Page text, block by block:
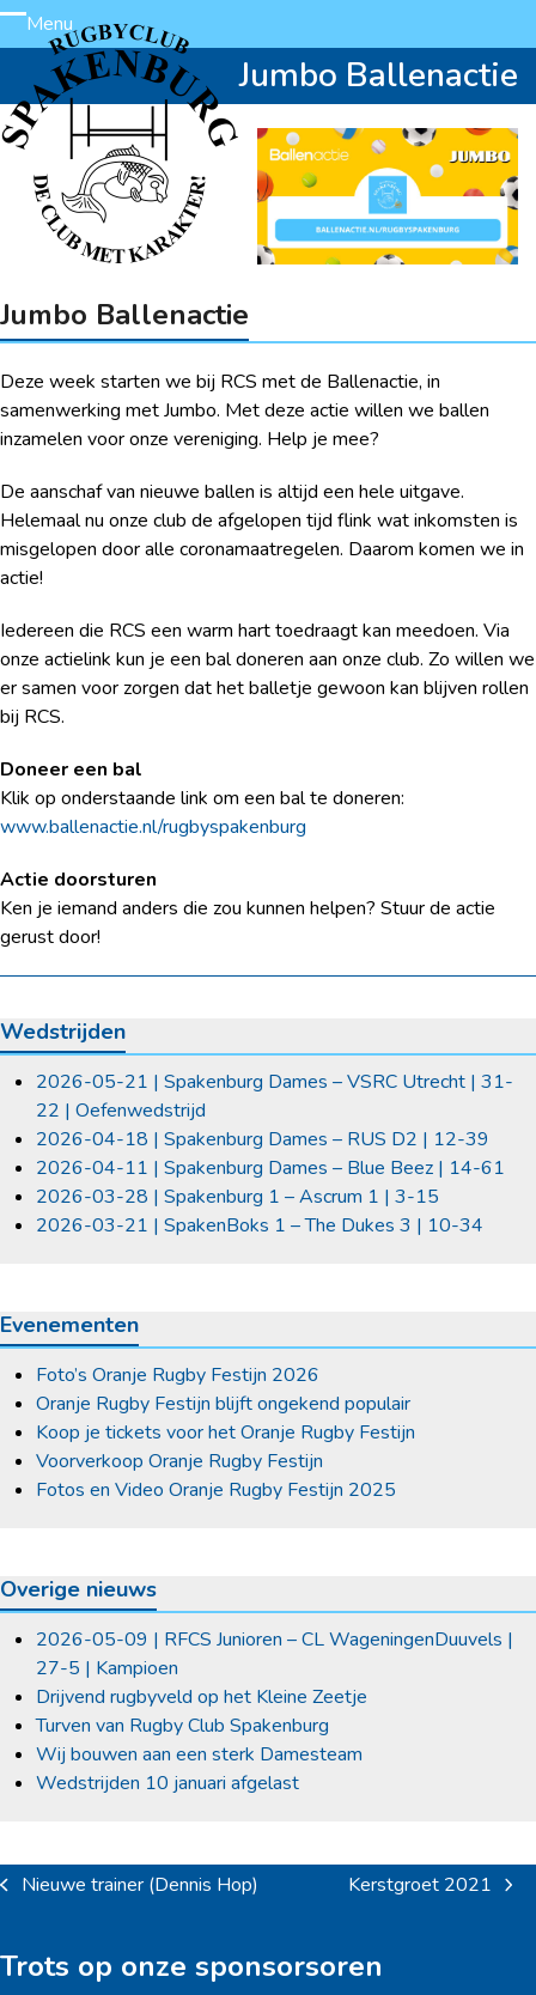
Skip
to
content
Menu
Open
mobile
menu
Close
mobile
menu
Jumbo Ballenactie
Jumbo Ballenactie
Deze week starten we bij RCS met de Ballenactie, in
samenwerking met Jumbo. Met deze actie willen we ballen
inzamelen voor onze vereniging. Help je mee?
De aanschaf van nieuwe ballen is altijd een hele uitgave.
Helemaal nu onze club de afgelopen tijd flink wat inkomsten is
misgelopen door alle coronamaatregelen. Daarom komen we in
actie!
Iedereen die RCS een warm hart toedraagt kan meedoen. Via
onze actielink kun je een bal doneren aan onze club. Zo willen we
er samen voor zorgen dat het balletje gewoon kan blijven rollen
bij RCS.
Doneer een bal
Klik op onderstaande link om een bal te doneren:
www.ballenactie.nl/rugbyspakenburg
Actie doorsturen
Ken je iemand anders die zou kunnen helpen? Stuur de actie
gerust door!
Wedstrijden
2026-05-21 | Spakenburg Dames – VSRC Utrecht | 31-
22 | Oefenwedstrijd
2026-04-18 | Spakenburg Dames – RUS D2 | 12-39
2026-04-11 | Spakenburg Dames – Blue Beez | 14-61
2026-03-28 | Spakenburg 1 – Ascrum 1 | 3-15
2026-03-21 | SpakenBoks 1 – The Dukes 3 | 10-34
Evenementen
Foto’s Oranje Rugby Festijn 2026
Oranje Rugby Festijn blijft ongekend populair
Koop je tickets voor het Oranje Rugby Festijn
Voorverkoop Oranje Rugby Festijn
Fotos en Video Oranje Rugby Festijn 2025
Overige nieuws
2026-05-09 | RFCS Junioren – CL WageningenDuuvels |
27-5 | Kampioen
Drijvend rugbyveld op het Kleine Zeetje
Turven van Rugby Club Spakenburg
Wij bouwen aan een sterk Damesteam
Wedstrijden 10 januari afgelast
previous
Nieuwe trainer (Dennis Hop)
next
Kerstgroet 2021
Trots op onze sponsorsoren